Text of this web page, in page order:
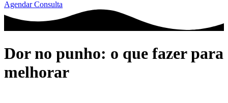
Agendar Consulta
Dor no punho: o que fazer para
melhorar